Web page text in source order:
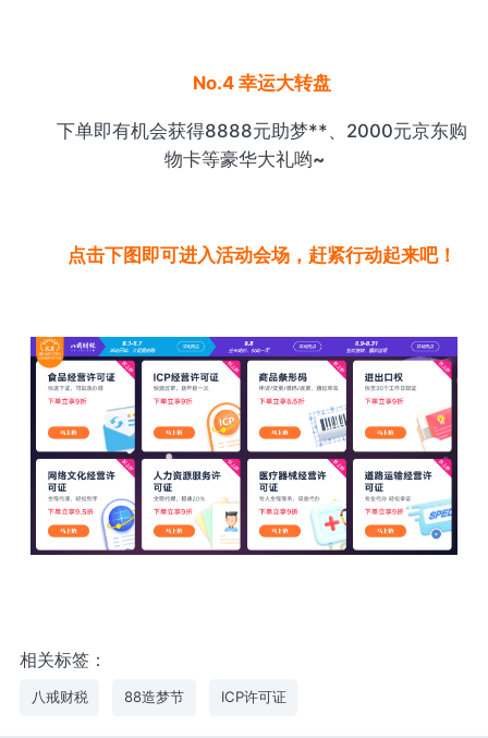
No.4 幸运大转盘
下单即有机会获得8888元助梦**、2000元京东购
物卡等豪华大礼哟~
点击下图即可进入活动会场，赶紧行动起来吧！
相关标签：
八戒财税 88造梦节 ICP许可证